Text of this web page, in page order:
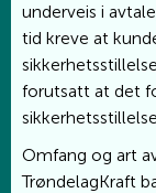
underveis i
tid kreve at
forutsatt at det
Omfang og art
TrøndelagKraft